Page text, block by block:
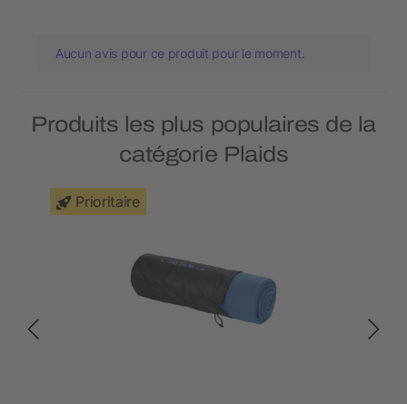
Aucun avis pour ce produit pour le moment.
Produits les plus populaires de la
catégorie Plaids
Prioritaire